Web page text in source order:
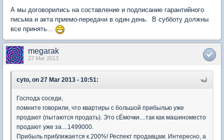
А мы договорились на составление и подписание гарантийного
письма и акта приемо-передачи в один день. В субботу должны
все принять...
megarak
27 Mar 2013
cyto, on 27 Mar 2013 - 10:51:
Господа соседи,
помните говорили, что квартиры с большой прибылью уже
продают (пытаются продать). Это сЁмочки....так как машиноместо
продают уже за....1499000.
Прибыль приближается к 200%! Респект продавцам. Интересно, а